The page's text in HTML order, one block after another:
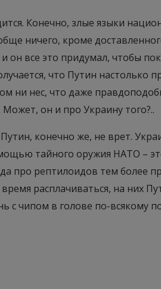
Конечно, злые языки
ничего, кроме
он все это придумал, чтобы
что Путин настолько
ни нес, что даже
Может, он и про Украину того?..
конечно же, не врет.
тайного оружия НАТО –
про рептилоидов тем более
расплачиваться, на них
с чипом в голове по-всякому